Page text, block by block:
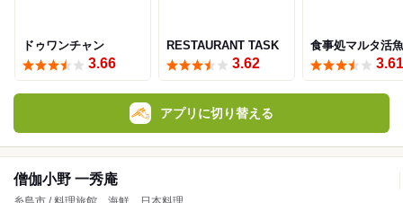
ドゥワンチャン
3.66
RESTAURANT TASK
3.62
食事処マルタ活魚
3.61
アプリに切り替える
僧伽小野 一秀庵